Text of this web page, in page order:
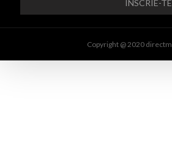
Copyright @ 2020